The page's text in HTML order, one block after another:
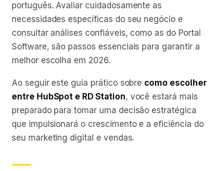
português. Avaliar cuidadosamente as
necessidades específicas do seu negócio e
consultar análises confiáveis, como as do Portal
Software, são passos essenciais para garantir a
melhor escolha em 2026.
Ao seguir este guia prático sobre como escolher
entre HubSpot e RD Station, você estará mais
preparado para tomar uma decisão estratégica
que impulsionará o crescimento e a eficiência do
seu marketing digital e vendas.